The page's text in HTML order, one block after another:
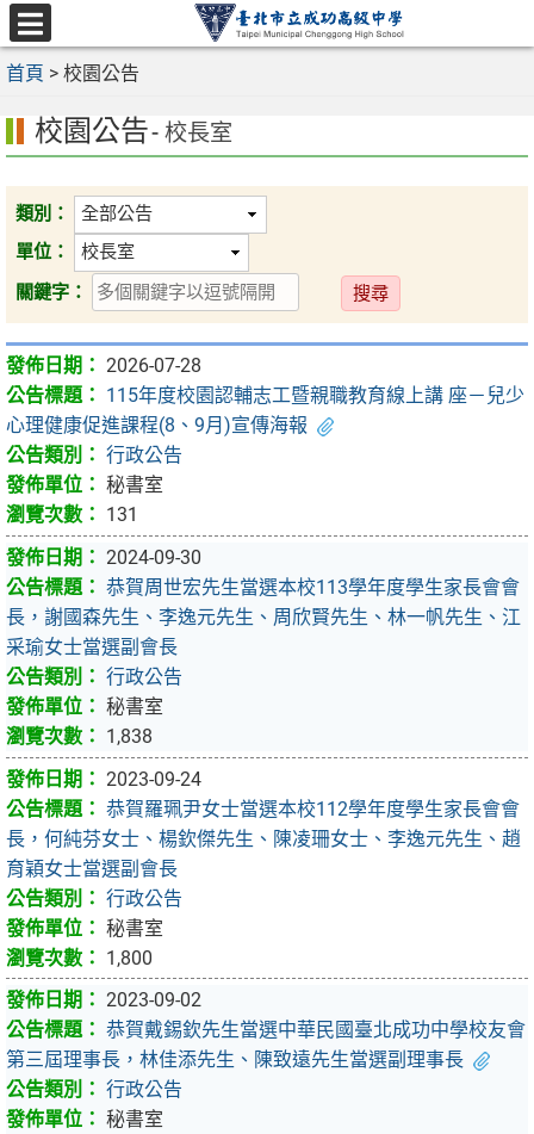
跳
至
主
容
區
選
單
首頁 > 校園公告
校園公告- 校長室
類別：
單位：
關鍵字：
送
出
2026-07-28
115年度校園認輔志工暨親職教育線上講 座－兒少
心理健康促進課程(8、9月)宣傳海報
行政公告
秘書室
131
2024-09-30
恭賀周世宏先生當選本校113學年度學生家長會會
長，謝國森先生、李逸元先生、周欣賢先生、林一帆先生、江
采瑜女士當選副會長
行政公告
秘書室
1,838
2023-09-24
恭賀羅珮尹女士當選本校112學年度學生家長會會
長，何純芬女士、楊欽傑先生、陳凌珊女士、李逸元先生、趙
育穎女士當選副會長
行政公告
秘書室
1,800
2023-09-02
恭賀戴錫欽先生當選中華民國臺北成功中學校友會
第三屆理事長，林佳添先生、陳致遠先生當選副理事長
行政公告
秘書室